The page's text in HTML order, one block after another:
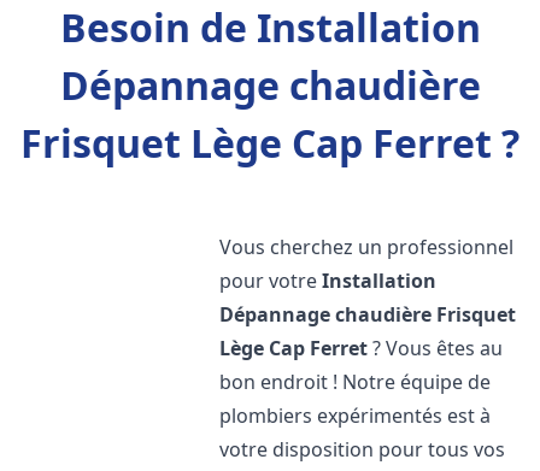
Besoin de Installation
Dépannage chaudière
Frisquet Lège Cap Ferret ?
Vous cherchez un professionnel
pour votreInstallation
Dépannage chaudière Frisquet
Lège Cap Ferret? Vous êtes au
bon endroit ! Notre équipe de
plombiers expérimentés est à
votre disposition pour tous vos